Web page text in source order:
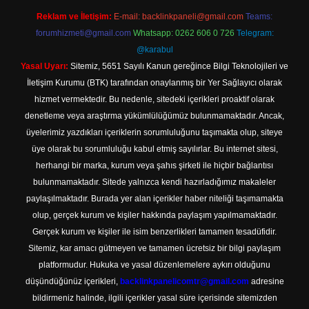
Reklam ve İletişim: E-mail: backlinkpaneli@gmail.com Teams:
forumhizmeti@gmail.com Whatsapp: 0262 606 0 726 Telegram:
@karabul
Yasal Uyarı: Sitemiz, 5651 Sayılı Kanun gereğince Bilgi Teknolojileri ve
İletişim Kurumu (BTK) tarafından onaylanmış bir Yer Sağlayıcı olarak
hizmet vermektedir. Bu nedenle, sitedeki içerikleri proaktif olarak
denetleme veya araştırma yükümlülüğümüz bulunmamaktadır. Ancak,
üyelerimiz yazdıkları içeriklerin sorumluluğunu taşımakta olup, siteye
üye olarak bu sorumluluğu kabul etmiş sayılırlar. Bu internet sitesi,
herhangi bir marka, kurum veya şahıs şirketi ile hiçbir bağlantısı
bulunmamaktadır. Sitede yalnızca kendi hazırladığımız makaleler
paylaşılmaktadır. Burada yer alan içerikler haber niteliği taşımamakta
olup, gerçek kurum ve kişiler hakkında paylaşım yapılmamaktadır.
Gerçek kurum ve kişiler ile isim benzerlikleri tamamen tesadüfidir.
Sitemiz, kar amacı gütmeyen ve tamamen ücretsiz bir bilgi paylaşım
platformudur. Hukuka ve yasal düzenlemelere aykırı olduğunu
düşündüğünüz içerikleri, backlinkpanelicomtr@gmail.com adresine
bildirmeniz halinde, ilgili içerikler yasal süre içerisinde sitemizden